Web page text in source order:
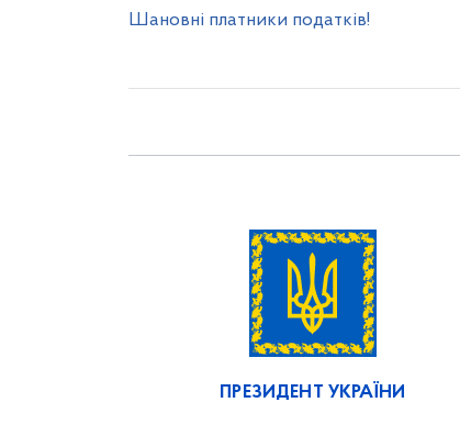
Шановні платники податків!
ПРЕЗИДЕНТ УКРАЇНИ